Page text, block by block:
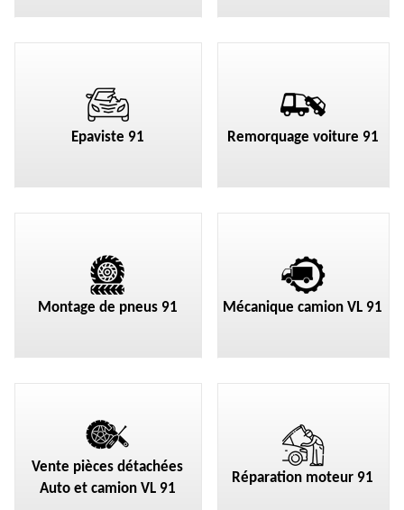
Epaviste 91 Remorquage voiture 91
Montage de pneus 91 Mécanique camion VL 91
Vente pièces détachées
Auto et camion VL 91
Réparation moteur 91